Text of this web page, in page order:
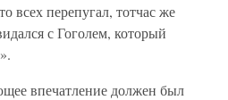
всех перепугал, тотчас же
с Гоголем, который
впечатление должен был